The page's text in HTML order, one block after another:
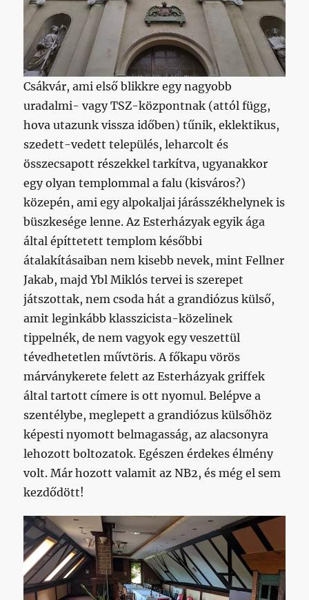
Csákvár, ami első blikkre egy nagyobb
uradalmi- vagy TSZ-központnak (attól függ,
hova utazunk vissza időben) tűnik, eklektikus,
szedett-vedett település, leharcolt és
összecsapott részekkel tarkítva, ugyanakkor
egy olyan templommal a falu (kisváros?)
közepén, ami egy alpokaljai járásszékhelynek is
büszkesége lenne. Az Esterházyak egyik ága
által építtetett templom későbbi
átalakításaiban nem kisebb nevek, mint Fellner
Jakab, majd Ybl Miklós tervei is szerepet
játszottak, nem csoda hát a grandiózus külső,
amit leginkább klasszicista-közelinek
tippelnék, de nem vagyok egy veszettül
tévedhetetlen művtöris. A főkapu vörös
márványkerete felett az Esterházyak griffek
által tartott címere is ott nyomul. Belépve a
szentélybe, meglepett a grandiózus külsőhöz
képesti nyomott belmagasság, az alacsonyra
lehozott boltozatok. Egészen érdekes élmény
volt. Már hozott valamit az NB2, és még el sem
kezdődött!